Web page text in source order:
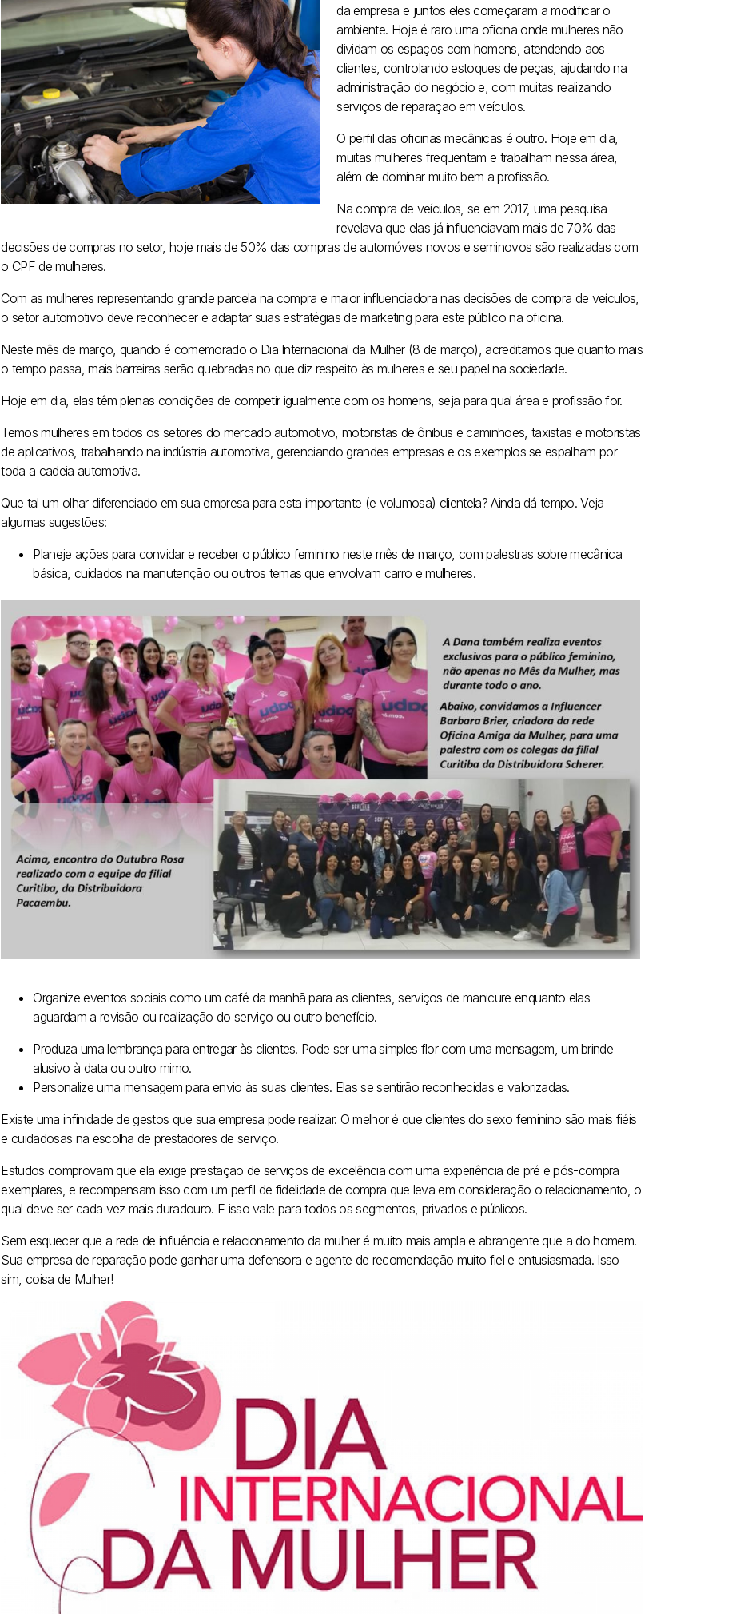
da empresa e juntos eles começaram a modificar o
ambiente. Hoje é raro uma oficina onde mulheres não
dividam os espaços com homens, atendendo aos
clientes, controlando estoques de peças, ajudando na
administração do negócio e, com muitas realizando
serviços de reparação em veículos.
O perfil das oficinas mecânicas é outro. Hoje em dia,
muitas mulheres frequentam e trabalham nessa área,
além de dominar muito bem a profissão.
Na compra de veículos, se em 2017, uma pesquisa
revelava que elas já influenciavam mais de 70% das
decisões de compras no setor, hoje mais de 50% das compras de automóveis novos e seminovos são realizadas com
o CPF de mulheres.
Com as mulheres representando grande parcela na compra e maior influenciadora nas decisões de compra de veículos,
o setor automotivo deve reconhecer e adaptar suas estratégias de marketing para este público na oficina.
Neste mês de março, quando é comemorado o Dia Internacional da Mulher (8 de março), acreditamos que quanto mais
o tempo passa, mais barreiras serão quebradas no que diz respeito às mulheres e seu papel na sociedade.
Hoje em dia, elas têm plenas condições de competir igualmente com os homens, seja para qual área e profissão for.
Temos mulheres em todos os setores do mercado automotivo, motoristas de ônibus e caminhões, taxistas e motoristas
de aplicativos, trabalhando na indústria automotiva, gerenciando grandes empresas e os exemplos se espalham por
toda a cadeia automotiva.
Que tal um olhar diferenciado em sua empresa para esta importante (e volumosa) clientela? Ainda dá tempo. Veja
algumas sugestões:
Planeje ações para convidar e receber o público feminino neste mês de março, com palestras sobre mecânica
básica, cuidados na manutenção ou outros temas que envolvam carro e mulheres.
Organize eventos sociais como um café da manhã para as clientes, serviços de manicure enquanto elas
aguardam a revisão ou realização do serviço ou outro benefício.
Produza uma lembrança para entregar às clientes. Pode ser uma simples flor com uma mensagem, um brinde
alusivo à data ou outro mimo.
Personalize uma mensagem para envio às suas clientes. Elas se sentirão reconhecidas e valorizadas.
Existe uma infinidade de gestos que sua empresa pode realizar. O melhor é que clientes do sexo feminino são mais fiéis
e cuidadosas na escolha de prestadores de serviço.
Estudos comprovam que ela exige prestação de serviços de excelência com uma experiência de pré e pós-compra
exemplares, e recompensam isso com um perfil de fidelidade de compra que leva em consideração o relacionamento, o
qual deve ser cada vez mais duradouro. E isso vale para todos os segmentos, privados e públicos.
Sem esquecer que a rede de influência e relacionamento da mulher é muito mais ampla e abrangente que a do homem.
Sua empresa de reparação pode ganhar uma defensora e agente de recomendação muito fiel e entusiasmada. Isso
sim, coisa de Mulher!